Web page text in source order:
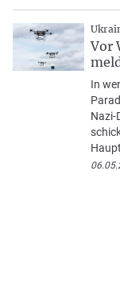
Vor
In
Nazi-